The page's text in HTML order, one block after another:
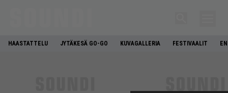
HAASTATTELU JYTÄKESÄ GO-GO KUVAGALLERIA FESTIVAALIT